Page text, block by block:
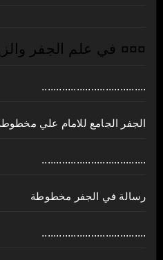
¤¤¤ في علم الجفر
....................................
الجفر الجامع للامام علي
....................................
رسالة في الجفر مخطوطة
....................................